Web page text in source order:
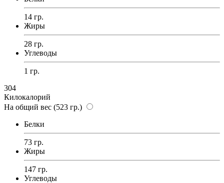
14 гр.
Жиры
28 гр.
Углеводы
1 гр.
304
Килокалорий
На общий вес (523 гр.)
Белки
73 гр.
Жиры
147 гр.
Углеводы